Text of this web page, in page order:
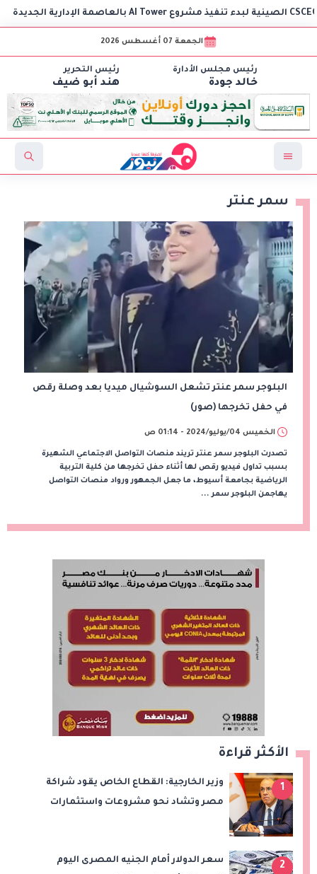
الجمعة 07 أغسطس 2026
رئيس مجلس الأدارة
خالد جودة
رئيس التحرير
هند أبو ضيف
سمر عنتر
البلوجر سمر عنتر تشعل السوشيال ميديا بعد وصلة رقص
في حفل تخرجها (صور)
الخميس 04/يوليو/2024 - 01:14 ص
تصدرت البلوجر سمر عنتر تريند منصات التواصل الاجتماعي الشهيرة
بسبب تداول فيديو رقص لها أثناء حفل تخرجها من كلية التربية
الرياضية بجامعة أسيوط، ما جعل الجمهور ورواد منصات التواصل
يهاجمن البلوجر سمر ...
الأكثر قراءة
1
وزير الخارجية: القطاع الخاص يقود شراكة
مصر وتشاد نحو مشروعات واستثمارات
2
سعر الدولار أمام الجنيه المصرى اليوم